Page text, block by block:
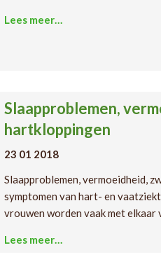
Lees meer…
Slaapproblemen,
hartkloppingen
23 01 2018
Slaapproblemen, vermoeidheid,
symptomen van hart- en
vrouwen worden vaak met elkaar
Lees meer…